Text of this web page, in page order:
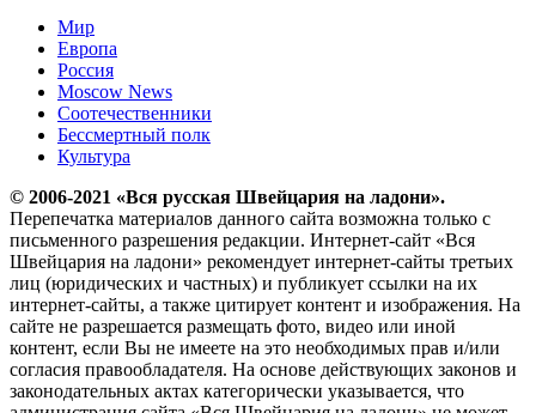
Мир
Европа
Россия
Moscow News
Соотечественники
Бессмертный полк
Культура
© 2006-2021 «Вся русская Швейцария на ладони».
Перепечатка материалов данного сайта возможна только с
письменного разрешения редакции. Интернет-сайт «Вся
Швейцария на ладони» рекомендует интернет-сайты третьих
лиц (юридических и частных) и публикует ссылки на их
интернет-сайты, а также цитирует контент и изображения. На
сайте не разрешается размещать фото, видео или иной
контент, если Вы не имеете на это необходимых прав и/или
согласия правообладателя. На основе действующих законов и
законодательных актах категорически указывается, что